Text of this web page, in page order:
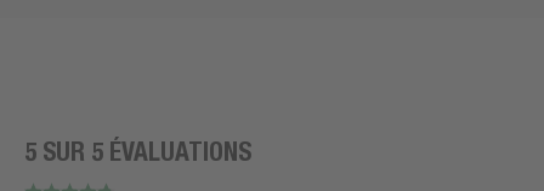
5 SUR 5 ÉVALUATIONS